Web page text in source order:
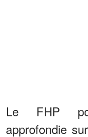
Le FHP
approfondie